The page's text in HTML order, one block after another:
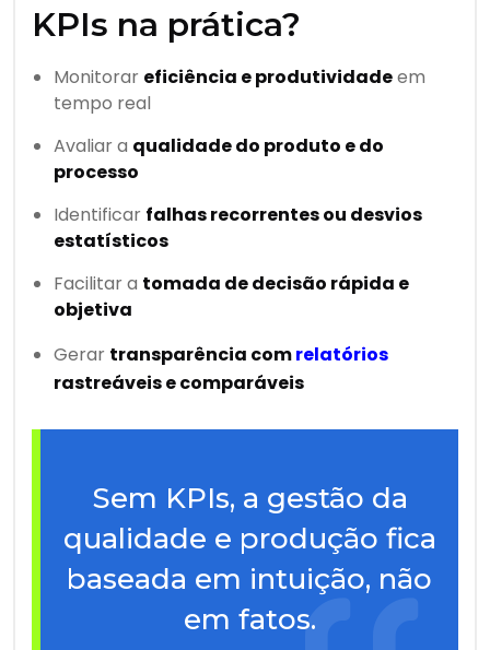
KPIs na prática?
Monitorar eficiência e produtividadeem
tempo real
Avaliar a qualidade do produto e do
processo
Identificar falhas recorrentes ou desvios
estatísticos
Facilitar a tomada de decisão rápida e
objetiva
Gerar transparência comrelatórios
rastreáveis e comparáveis
Sem KPIs, a gestão da
qualidade e produção fica
baseada em intuição, não
em fatos.